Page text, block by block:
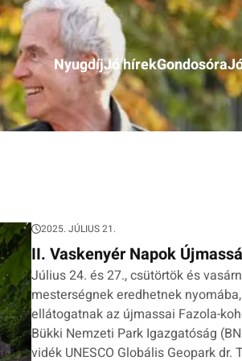
NyugdíjJó hírekGondosóra
2025. JÚLIUS 21.
II. Vaskenyér Napok
Július 24. és 27., csütörtök és
mesterségnek eredhetnek
ellátogatnak az újmassai Fazola-
Bükki Nemzeti Park Igazgatóság
vidék UNESCO Globális Geopark dr.